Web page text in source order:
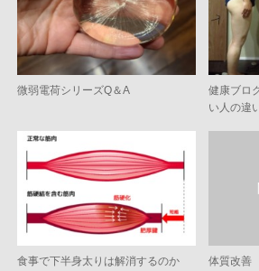
微弱電荷シリーズQ＆A
健康ブロ
い人の違
食事で下半身太りは解消するのか 体質改善